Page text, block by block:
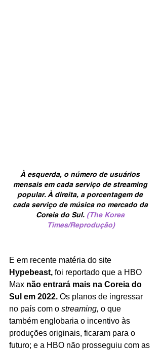
À esquerda, o número de usuários
mensais em cada serviço de streaming
popular. À direita, a porcentagem de
cada serviço de música no mercado da
Coreia do Sul. (The Korea
Times/Reprodução)
E em recente matéria do site
Hypebeast, foi reportado que a HBO
Max não entrará mais na Coreia do
Sul em 2022. Os planos de ingressar
no país com o streaming, o que
também englobaria o incentivo às
produções originais, ficaram para o
futuro; e a HBO não prosseguiu com as